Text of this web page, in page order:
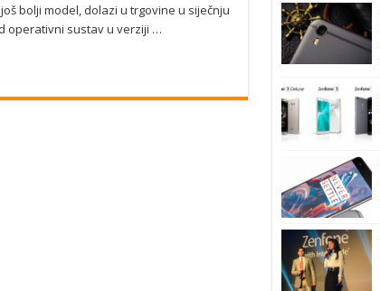
bolji model, dolazi u trgovine u siječnju
operativni sustav u verziji …